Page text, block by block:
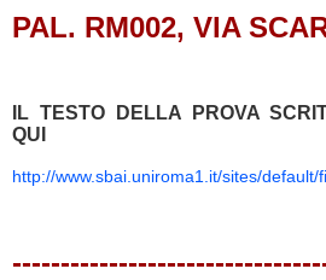
PAL. RM002, VIA
IL TESTO DELLA PROVA
QUI
http://www.sbai.uniroma1.it/sites/